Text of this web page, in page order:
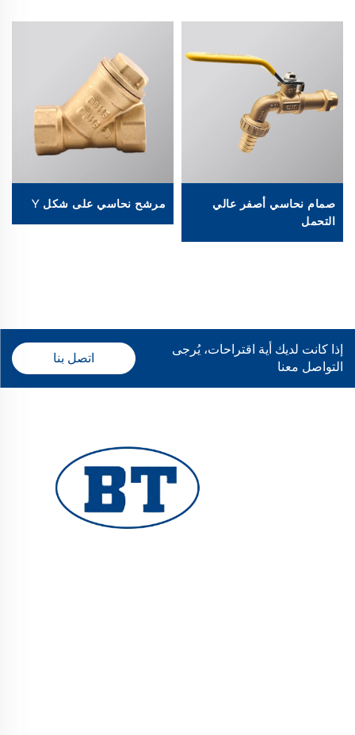
صمام نحاسي أصفر عالي
التحمل
مرشح نحاسي على شكل Y
إذا كانت لديك أية اقتراحات، يُرجى
التواصل معنا
اتصل بنا